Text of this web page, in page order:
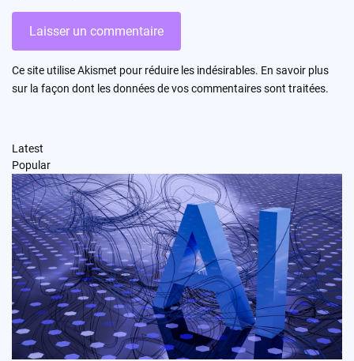
Ce site utilise Akismet pour réduire les indésirables. En savoir plus
sur la façon dont les données de vos commentaires sont traitées.
Latest
Popular